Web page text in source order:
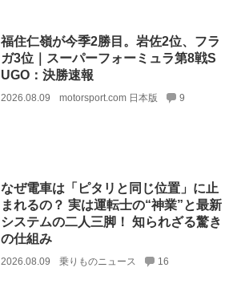
福住仁嶺が今季2勝目。岩佐2位、フラ
ガ3位｜スーパーフォーミュラ第8戦S
UGO：決勝速報
2026.08.09 motorsport.com 日本版 9
なぜ電車は「ピタリと同じ位置」に止
まれるの？ 実は運転士の“神業”と最新
システムの二人三脚！ 知られざる驚き
の仕組み
2026.08.09 乗りものニュース 16